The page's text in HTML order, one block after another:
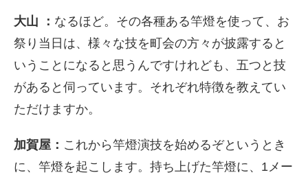
大山 ： なるほど。その各種ある竿燈を使って、お
祭り当日は、様々な技を町会の方々が披露すると
いうことになると思うんですけれども、五つと技
があると伺っています。それぞれ特徴を教えてい
ただけますか。
加賀屋： これから竿燈演技を始めるぞというとき
に、竿燈を起こします。持ち上げた竿燈に、 1メー